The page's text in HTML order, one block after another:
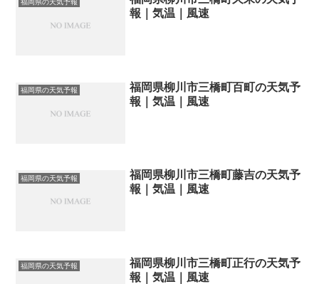
福岡県の天気予報
報｜気温｜風速
福岡県の天気予報
福岡県柳川市三橋町百町の天気予
報｜気温｜風速
福岡県の天気予報
福岡県柳川市三橋町藤吉の天気予
報｜気温｜風速
福岡県の天気予報
福岡県柳川市三橋町正行の天気予
報｜気温｜風速